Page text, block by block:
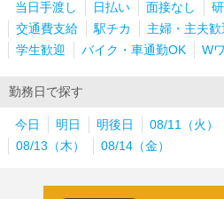
当日手渡し 日払い 面接なし
交通費支給
駅チカ 主婦・主夫歓
学生歓迎
バイク・車通勤OK W
勤務日で探す
今日 明日 明後日 08/11（火）
08/13（木）
08/14（金）